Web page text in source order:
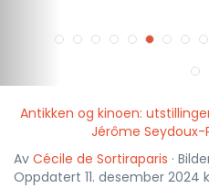
Antikken og kinoen:
Jérôme
Av Cécile de Sortiraparis ·
Oppdatert 11. desember 2024